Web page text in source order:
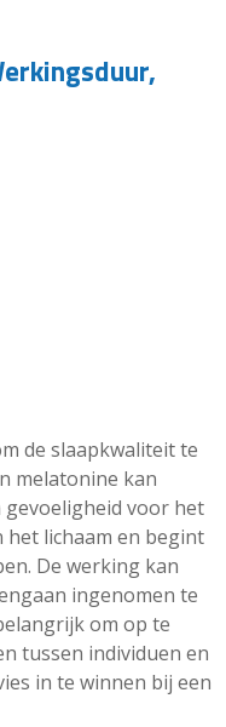
de slaapkwaliteit te
melatonine kan
voor het
lichaam en begint
De werking kan
ingenomen te
om op te
tussen individuen en
in te winnen bij een